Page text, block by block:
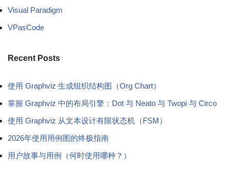
Visual Paradigm
VPasCode
Recent Posts
使用 Graphviz 生成组织结构图（Org Chart）
掌握 Graphviz 中的布局引擎：Dot 与 Neato 与 Twopi 与 Circo
使用 Graphviz 从文本设计有限状态机（FSM）
2026年使用用例图的终极指南
用户故事与用例（何时使用哪种？）